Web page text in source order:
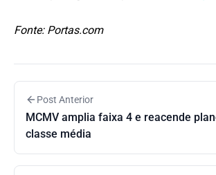
Fonte: Portas.com
Post Anterior
MCMV amplia faixa 4 e reacende
classe média